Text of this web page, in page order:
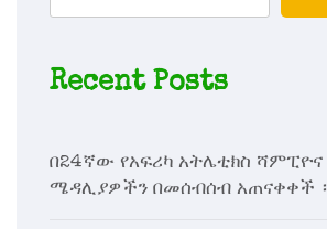
Recent Posts
በ24ኛው የአፍሪካ አትሌቲክስ
ሜዳሊያዎችን በመሰብሰብ አጠናቀቀች